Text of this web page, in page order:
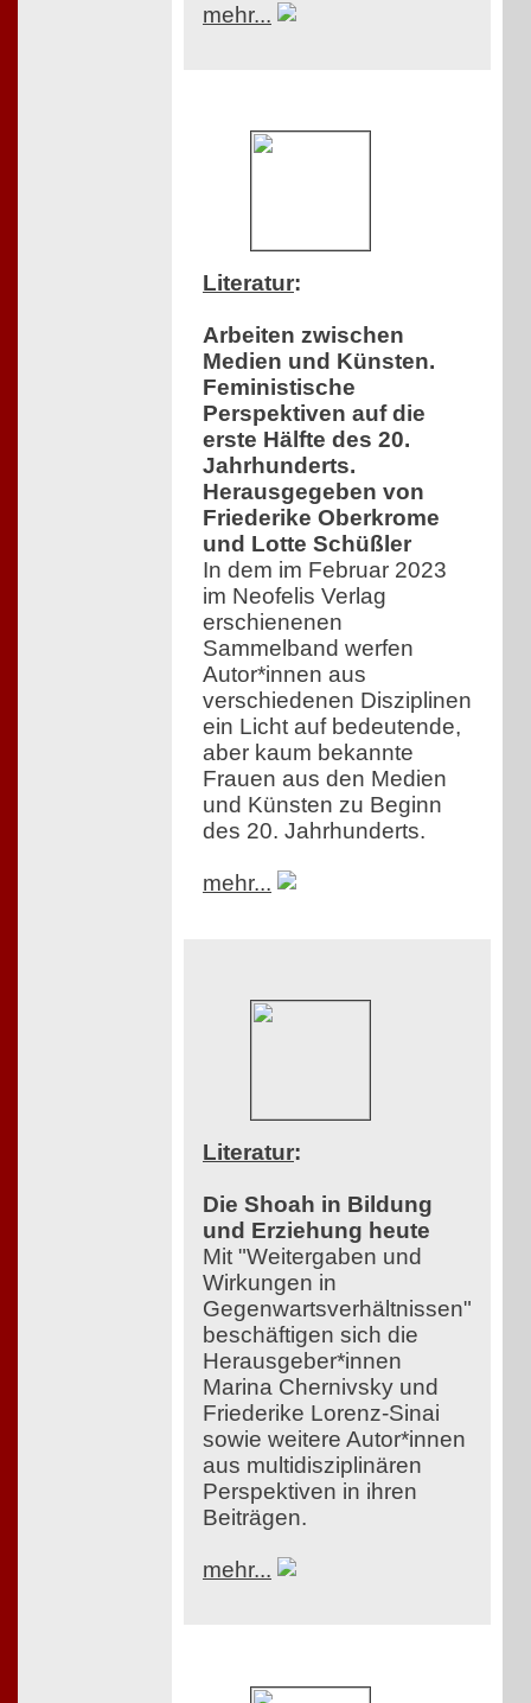
mehr...
Literatur:
Arbeiten zwischen
Medien und Künsten.
Feministische
Perspektiven auf die
erste Hälfte des 20.
Jahrhunderts.
Herausgegeben von
Friederike Oberkrome
und Lotte Schüßler
In dem im Februar 2023
im Neofelis Verlag
erschienenen
Sammelband werfen
Autor*innen aus
verschiedenen Disziplinen
ein Licht auf bedeutende,
aber kaum bekannte
Frauen aus den Medien
und Künsten zu Beginn
des 20. Jahrhunderts.
mehr...
Literatur:
Die Shoah in Bildung
und Erziehung heute
Mit "Weitergaben und
Wirkungen in
Gegenwartsverhältnissen"
beschäftigen sich die
Herausgeber*innen
Marina Chernivsky und
Friederike Lorenz-Sinai
sowie weitere Autor*innen
aus multidisziplinären
Perspektiven in ihren
Beiträgen.
mehr...